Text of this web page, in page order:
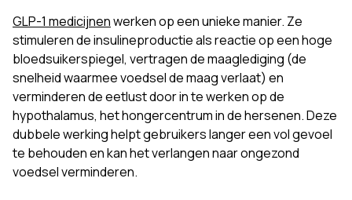
GLP-1 medicijnenwerken op een unieke manier. Ze
stimuleren de insulineproductie als reactie op een hoge
bloedsuikerspiegel, vertragen de maaglediging (de
snelheid waarmee voedsel de maag verlaat) en
verminderen de eetlust door in te werken op de
hypothalamus, het hongercentrum in de hersenen. Deze
dubbele werking helpt gebruikers langer een vol gevoel
te behouden en kan het verlangen naar ongezond
voedsel verminderen.